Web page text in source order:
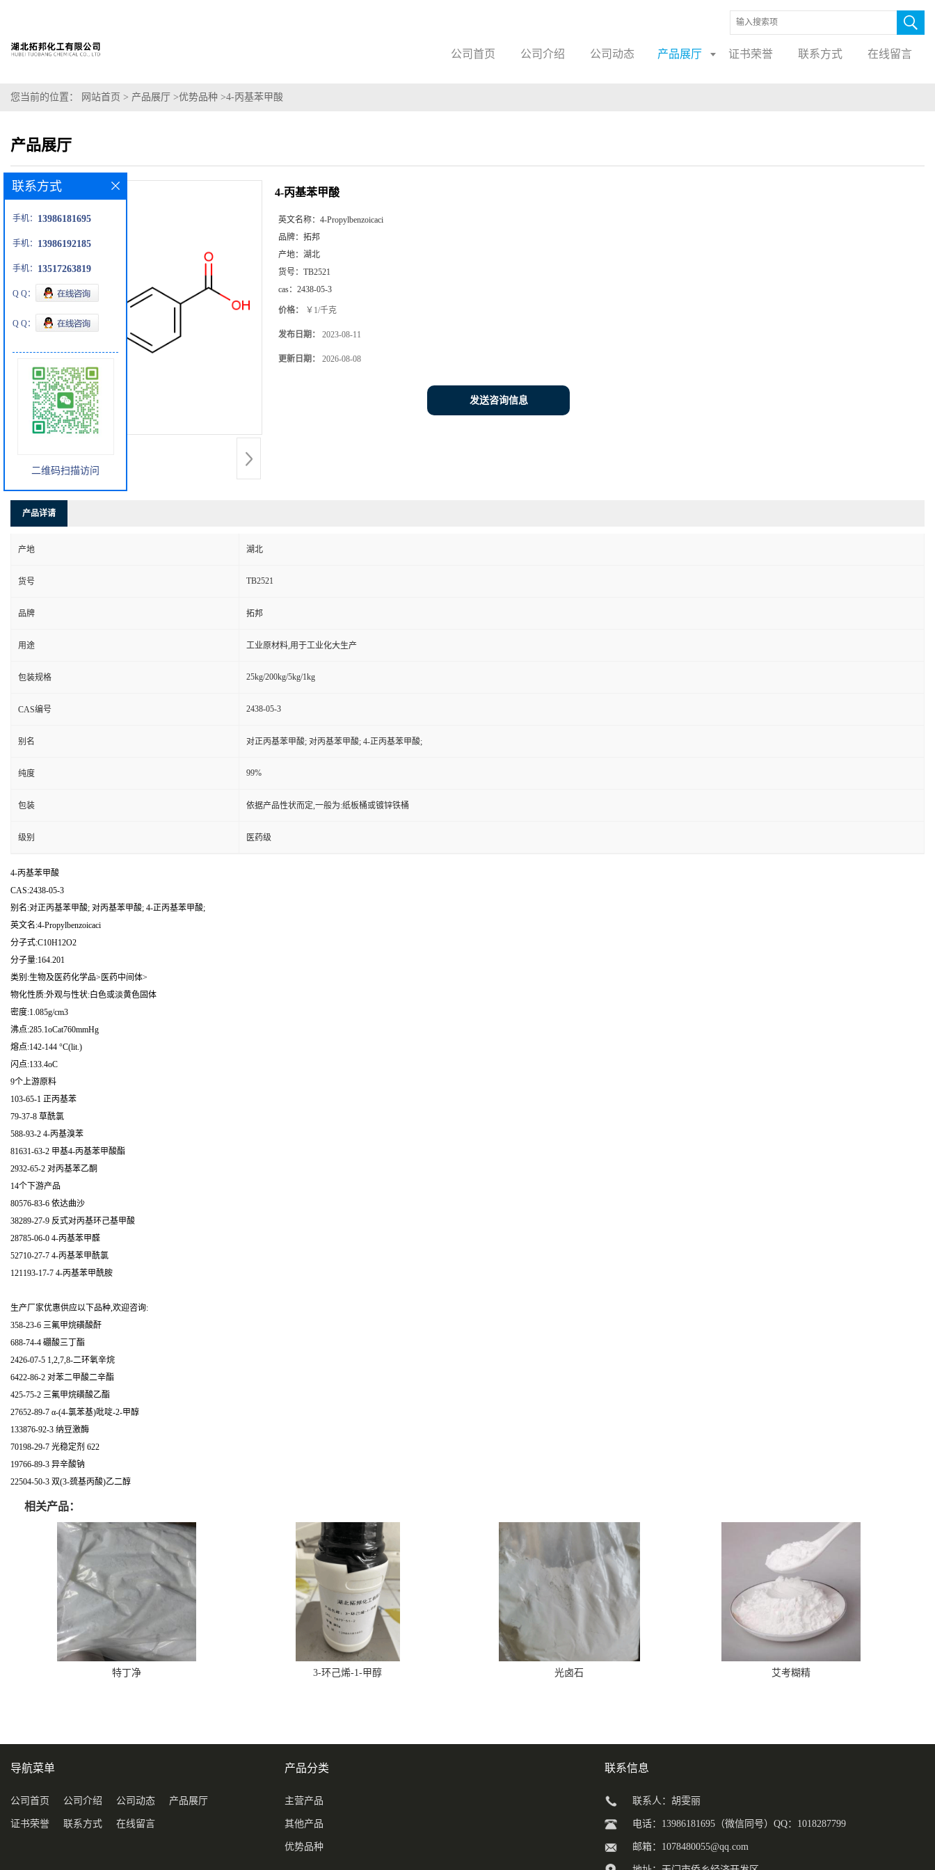
公司首页 公司介绍 公司动态 产品展厅 证书荣誉 联系方式 在线留言
您当前的位置： 网站首页 > 产品展厅 >优势品种 >4-丙基苯甲酸
产品展厅
4-丙基苯甲酸
英文名称： 4-Propylbenzoicaci
品牌： 拓邦
产地： 湖北
货号： TB2521
cas： 2438-05-3
价格： ￥1/千克
发布日期： 2023-08-11
更新日期： 2026-08-08
发送咨询信息
产品详请
产地 湖北
货号 TB2521
品牌 拓邦
用途 工业原材料,用于工业化大生产
包装规格 25kg/200kg/5kg/1kg
CAS编号 2438-05-3
别名 对正丙基苯甲酸; 对丙基苯甲酸; 4-正丙基苯甲酸;
纯度 99%
包装 依据产品性状而定,一般为:纸板桶或镀锌铁桶
级别 医药级
4-丙基苯甲酸
CAS:2438-05-3
别名:对正丙基苯甲酸; 对丙基苯甲酸; 4-正丙基苯甲酸;
英文名:4-Propylbenzoicaci
分子式:C10H12O2
分子量:164.201
类别:生物及医药化学品>医药中间体>
物化性质:外观与性状:白色或淡黄色固体
密度:1.085g/cm3
沸点:285.1oCat760mmHg
熔点:142-144 °C(lit.)
闪点:133.4oC
9个上游原料
103-65-1 正丙基苯
79-37-8 草酰氯
588-93-2 4-丙基溴苯
81631-63-2 甲基4-丙基苯甲酸酯
2932-65-2 对丙基苯乙酮
14个下游产品
80576-83-6 依达曲沙
38289-27-9 反式对丙基环己基甲酸
28785-06-0 4-丙基苯甲醛
52710-27-7 4-丙基苯甲酰氯
121193-17-7 4-丙基苯甲酰胺
生产厂家优惠供应以下品种,欢迎咨询:
358-23-6 三氟甲烷磺酸酐
688-74-4 硼酸三丁酯
2426-07-5 1,2,7,8-二环氧辛烷
6422-86-2 对苯二甲酸二辛酯
425-75-2 三氟甲烷磺酸乙酯
27652-89-7 α-(4-氯苯基)吡啶-2-甲醇
133876-92-3 纳豆激酶
70198-29-7 光稳定剂 622
19766-89-3 异辛酸钠
22504-50-3 双(3-巯基丙酸)乙二醇
相关产品：
特丁净 3-环己烯-1-甲醇 光卤石 艾考糊精
联系方式
手机： 13986181695
手机： 13986192185
手机： 13517263819
Q Q：
Q Q：
二维码扫描访问
导航菜单
公司首页 公司介绍 公司动态 产品展厅
证书荣誉 联系方式 在线留言
产品分类
主营产品
其他产品
优势品种
联系信息
联系人：胡雯丽
电话：13986181695（微信同号）QQ：1018287799
邮箱： 1078480055@qq.com